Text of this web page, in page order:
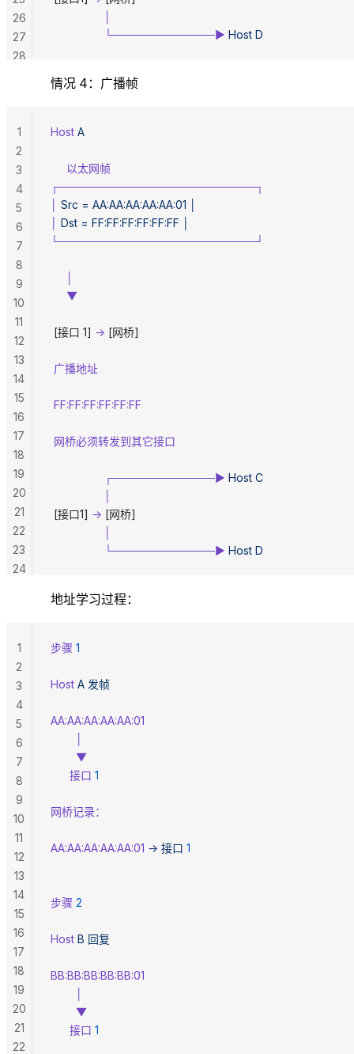
                 └─────────────►
Host D
26
27
28
情况 4：广播帧
Host A
     以太网帧
┌─────────────────────────┐
Src = AA:AA:AA:AA:AA:01
Dst = FF:FF:FF:FF:FF:FF
└─────────────────────────┘
     ▼
[接口 1] → [网桥]
广播地址
FF:FF:FF:FF:FF:FF
网桥必须转发到其它接口
                 ┌─────────────►
Host C
[接口1] → [网桥]
                 └─────────────►
Host D
1
2
3
4
5
6
7
8
9
10
11
12
13
14
15
16
17
18
19
20
21
22
23
24
地址学习过程：
步骤 1
Host A 发帧
AA:AA:AA:AA:AA:01
        ▼
      接口
1
网桥记录：
AA:AA:AA:AA:AA:01 → 接口 1
步骤 2
Host B 回复
BB:BB:BB:BB:BB:01
        ▼
      接口
1
1
2
3
4
5
6
7
8
9
10
11
12
13
14
15
16
17
18
19
20
21
22